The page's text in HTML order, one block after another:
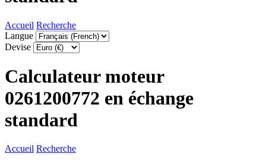
Accueil Recherche
Langue
Devise
Calculateur moteur
0261200772 en échange
standard
Accueil Recherche